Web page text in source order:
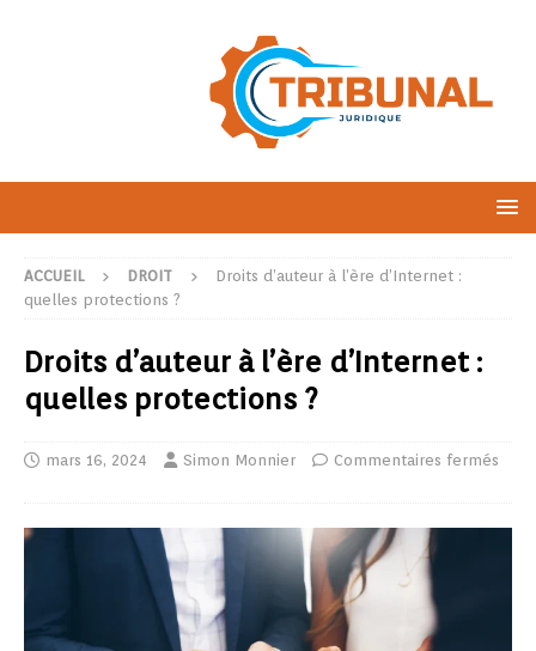
ACCUEIL DROIT
Droits d’auteur à l’ère d’Internet :
quelles protections ?
Droits d’auteur à l’ère d’Internet :
quelles protections ?
mars 16, 2024 Simon Monnier Commentaires fermés